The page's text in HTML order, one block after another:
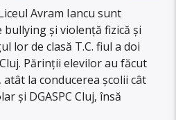
Avram Iancu sunt
bullying și violență fizică și
lor de clasă T.C. fiul a doi
Părinţii elevilor au făcut
la conducerea şcolii cât
şi DGASPC Cluj, însă